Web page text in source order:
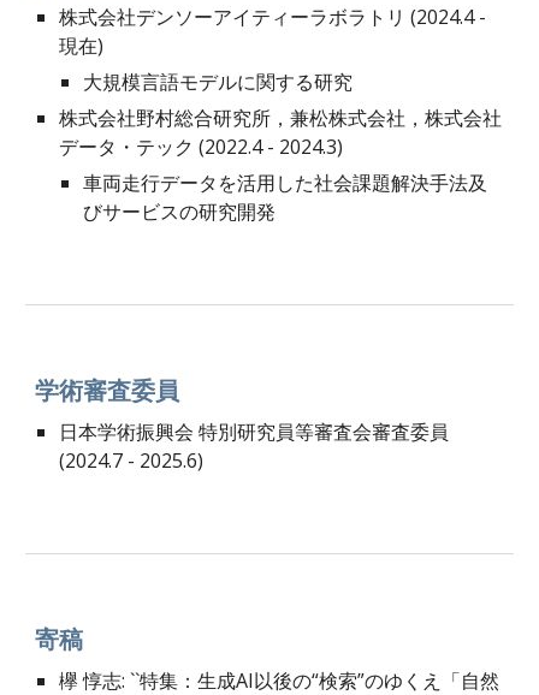
株式会社デンソーアイティーラボラトリ (2024.4 -
現在)
大規模言語モデルに関する研究
株式会社野村総合研究所，兼松株式会社，株式会社
データ・テック (2022.4- 2024.3)
車両走行データを活用した社会課題解決手法及
びサービスの研究開発
学術審査委員
日本学術振興会 特別研究員等審査会審査委員
(2024.7 - 2025.6)
寄稿
欅 惇志: ``特集：生成AI以後の“検索”のゆくえ「自然